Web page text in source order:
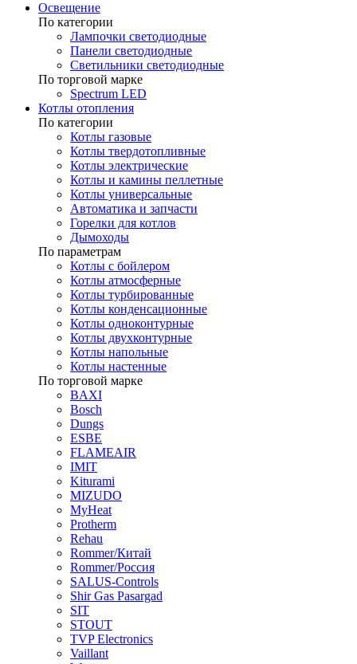
Освещение
По категории
Лампочки светодиодные
Панели светодиодные
Светильники светодиодные
По торговой марке
Spectrum LED
Котлы отопления
По категории
Котлы газовые
Котлы твердотопливные
Котлы электрические
Котлы и камины пеллетные
Котлы универсальные
Автоматика и запчасти
Горелки для котлов
Дымоходы
По параметрам
Котлы с бойлером
Котлы атмосферные
Котлы турбированные
Котлы конденсационные
Котлы одноконтурные
Котлы двухконтурные
Котлы напольные
Котлы настенные
По торговой марке
BAXI
Bosch
Dungs
ESBE
FLAMEAIR
IMIT
Kiturami
MIZUDO
MyHeat
Protherm
Rehau
Rommer/Китай
Rommer/Россия
SALUS-Controls
Shir Gas Pasargad
SIT
STOUT
TVP Electronics
Vaillant